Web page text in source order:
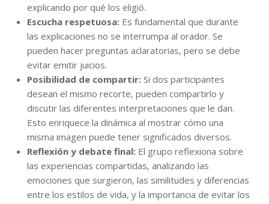
explicando por qué los eligió.
Escucha respetuosa: Es fundamental que durante
las explicaciones no se interrumpa al orador. Se
pueden hacer preguntas aclaratorias, pero se debe
evitar emitir juicios.
Posibilidad de compartir: Si dos participantes
desean el mismo recorte, pueden compartirlo y
discutir las diferentes interpretaciones que le dan.
Esto enriquece la dinámica al mostrar cómo una
misma imagen puede tener significados diversos.
Reflexión y debate final: El grupo reflexiona sobre
las experiencias compartidas, analizando las
emociones que surgieron, las similitudes y diferencias
entre los estilos de vida, y la importancia de evitar los